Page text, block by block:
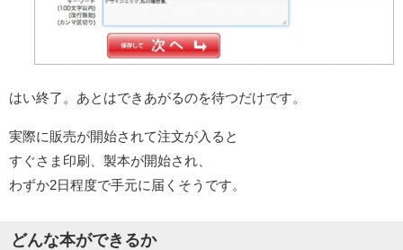
はい終了。あとはできあがるのを待つだけです。
実際に販売が開始されて注文が入ると
すぐさま印刷、製本が開始され、
わずか2日程度で手元に届くそうです。
どんな本ができるか